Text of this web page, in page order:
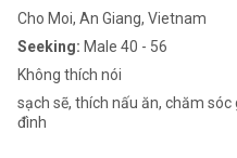
Cho Moi, An Giang, Vietnam
Seeking: Male 40 - 56
Không thích nói
sạch sẽ, thích nấu ăn, chăm sóc gia đình, thích mua đồ trong gia
đình